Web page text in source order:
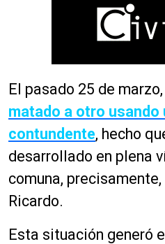
El pasado 25 de marzo,
matado a otro usando
contundente, hecho
desarrollado en plena
comuna,
Ricardo.
Esta situación generó